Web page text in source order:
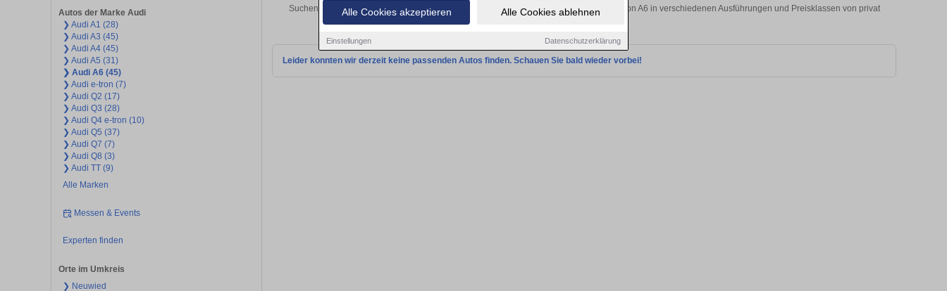
Alle Cookies akzeptieren Alle Cookies ablehnen
Einstellungen Datenschutzerklärung
Autos der Marke Audi
❯ Audi A1 (28)
❯ Audi A3 (45)
❯ Audi A4 (45)
❯ Audi A5 (31)
❯ Audi A6 (45)
❯ Audi e-tron (7)
❯ Audi Q2 (17)
❯ Audi Q3 (28)
❯ Audi Q4 e-tron (10)
❯ Audi Q5 (37)
❯ Audi Q7 (7)
❯ Audi Q8 (3)
❯ Audi TT (9)
Alle Marken
Messen & Events
Experten finden
Orte im Umkreis
❯ Neuwied
Suchen Sie in Koblenz einen Audi A6 Gebrauchtwagen? Entdecken Sie gebrauchte A6 von A6 in verschiedenen Ausführungen und Preisklassen von privat
Leider konnten wir derzeit keine passenden Autos finden. Schauen Sie bald wieder vorbei!